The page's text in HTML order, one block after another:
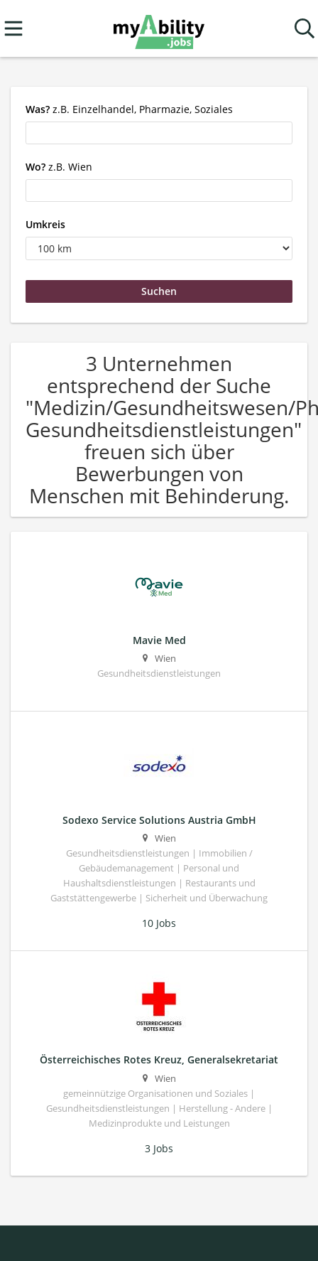
Was? z.B. Einzelhandel, Pharmazie, Soziales
Wo? z.B. Wien
Umkreis
3 Unternehmen
entsprechend der Suche
"Medizin/Gesundheitswesen/
Gesundheitsdienstleistungen"
freuen sich über
Bewerbungen von
Menschen mit Behinderung.
Mavie Med
Wien
Gesundheitsdienstleistungen
Sodexo Service Solutions Austria GmbH
Wien
Gesundheitsdienstleistungen | Immobilien /
Gebäudemanagement | Personal und
Haushaltsdienstleistungen | Restaurants und
Gaststättengewerbe | Sicherheit und Überwachung
10 Jobs
Österreichisches Rotes Kreuz, Generalsekretariat
Wien
gemeinnützige Organisationen und Soziales |
Gesundheitsdienstleistungen | Herstellung - Andere |
Medizinprodukte und Leistungen
3 Jobs